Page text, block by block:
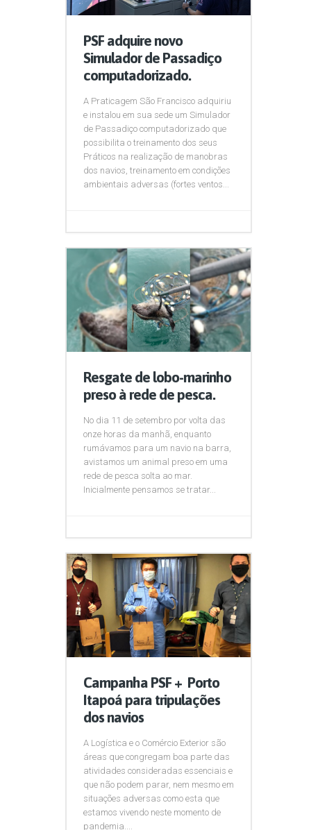
PSF adquire novo
Simulador de Passadiço
computadorizado.
A Praticagem São Francisco adquiriu
e instalou em sua sede um Simulador
de Passadiço computadorizado que
possibilita o treinamento dos seus
Práticos na realização de manobras
dos navios, treinamento em condições
ambientais adversas (fortes ventos...
Resgate de lobo-marinho
preso à rede de pesca.
No dia 11 de setembro por volta das
onze horas da manhã, enquanto
rumávamos para um navio na barra,
avistamos um animal preso em uma
rede de pesca solta ao mar.
Inicialmente pensamos se tratar...
Campanha PSF + Porto
Itapoá para tripulações
dos navios
A Logística e o Comércio Exterior são
áreas que congregam boa parte das
atividades consideradas essenciais e
que não podem parar, nem mesmo em
situações adversas como esta que
estamos vivendo neste momento de
pandemia....